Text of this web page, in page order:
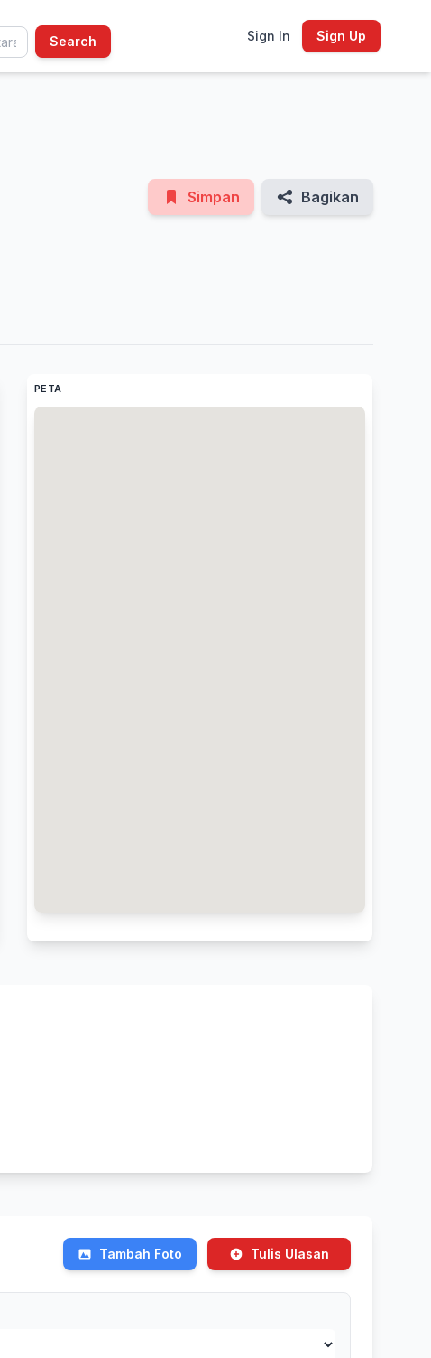
Search Sign In Sign Up
Simpan Bagikan
PETA
Tambah Foto Tulis Ulasan